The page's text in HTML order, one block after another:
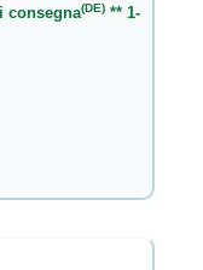
consegna(DE)** 1-